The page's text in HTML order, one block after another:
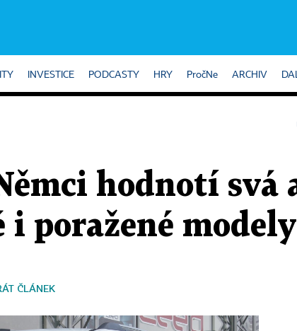
INVESTICE PODCASTY HRY PročNe ARCHIV
hodnotí svá
i poražené
ČLÁNEK